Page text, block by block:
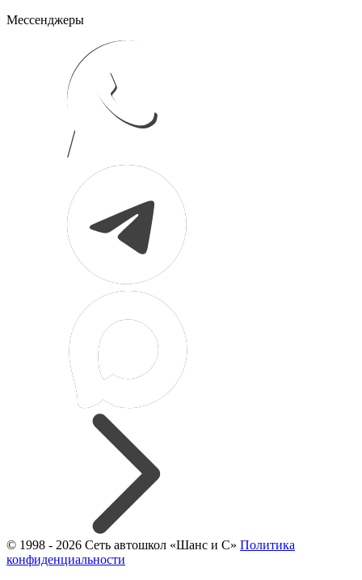
Мессенджеры
© 1998 - 2026 Сеть автошкол «Шанс и С» Политика
конфиденциальности